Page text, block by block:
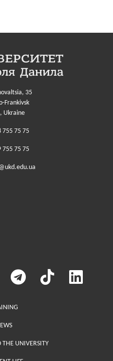
35
Frankivsk
Ukraine
755 75 75
755 75 75
UNIVERSITY